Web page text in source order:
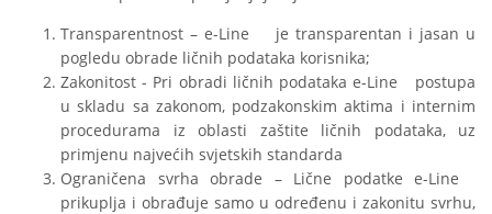
Transparentnost – e-Line je transparentan i jasan u
pogledu obrade ličnih podataka korisnika;
Zakonitost - Pri obradi ličnih podataka e-Line postupa
u skladu sa zakonom, podzakonskim aktima i internim
procedurama iz oblasti zaštite ličnih podataka, uz
primjenu najvećih svjetskih standarda
Ograničena svrha obrade – Lične podatke e-Line
prikuplja i obrađuje samo u određenu i zakonitu svrhu,